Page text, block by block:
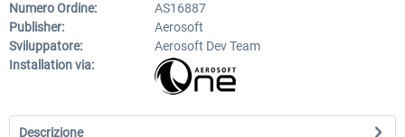
Numero Ordine:
AS16887
Publisher:
Aerosoft
Sviluppatore:
Aerosoft Dev Team
Installation via:
Descrizione